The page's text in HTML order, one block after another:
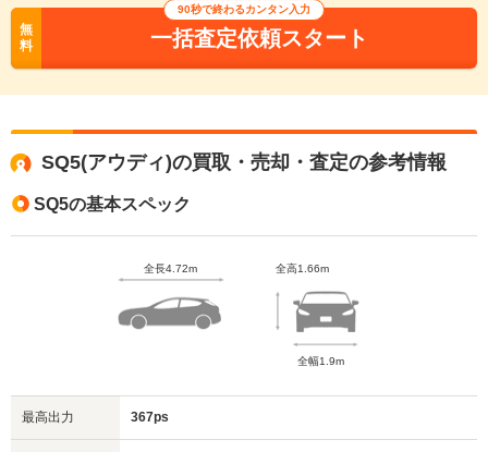
無
料
90秒で終わるカンタン入力
一括査定依頼スタート
SQ5(アウディ)の買取・売却・査定の参考情報
SQ5の基本スペック
全長4.72m 全高1.66m
全幅1.9m
最高出力 367ps